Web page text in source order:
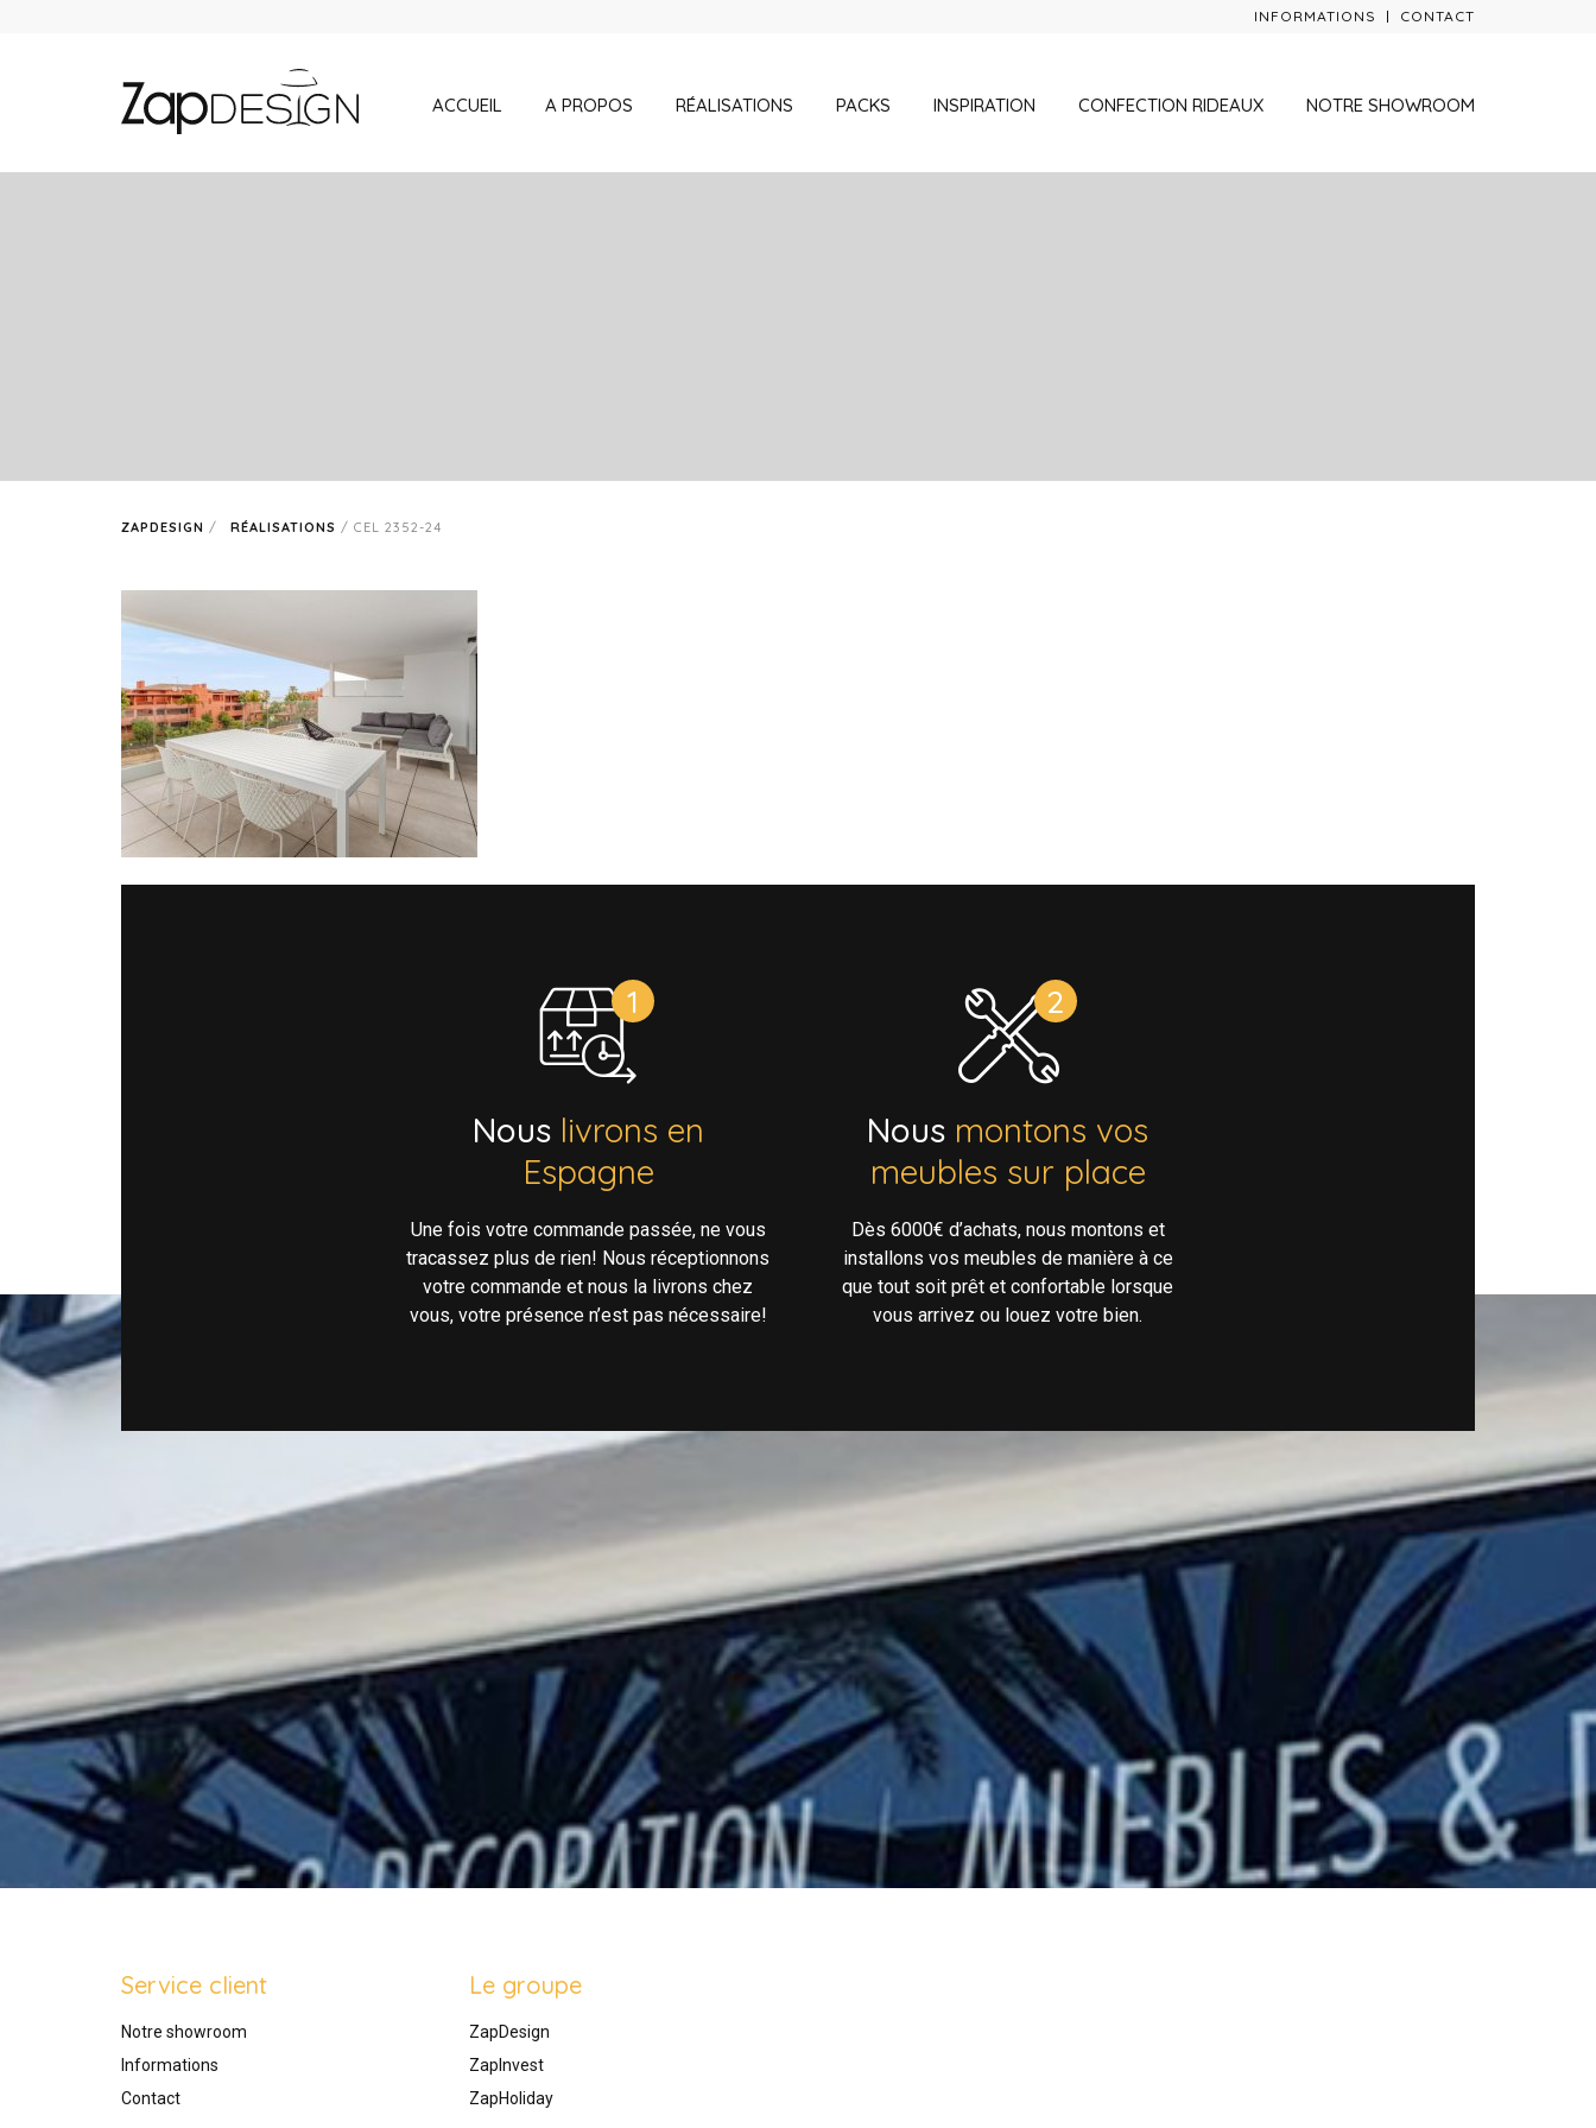
INFORMATIONS CONTACT
ACCUEIL A PROPOS RÉALISATIONS PACKS INSPIRATION CONFECTION RIDEAUX NOTRE SHOWROOM
ZAPDESIGN / RÉALISATIONS / CEL 2352-24
Nous livrons en
Espagne
Une fois votre commande passée, ne vous
tracassez plus de rien! Nous réceptionnons
votre commande et nous la livrons chez
vous, votre présence n’est pas nécessaire!
Nous montons vos
meubles sur place
Dès 6000€ d’achats, nous montons et
installons vos meubles de manière à ce
que tout soit prêt et confortable lorsque
vous arrivez ou louez votre bien.
Service client
Notre showroom
Informations
Contact
Le groupe
ZapDesign
ZapInvest
ZapHoliday